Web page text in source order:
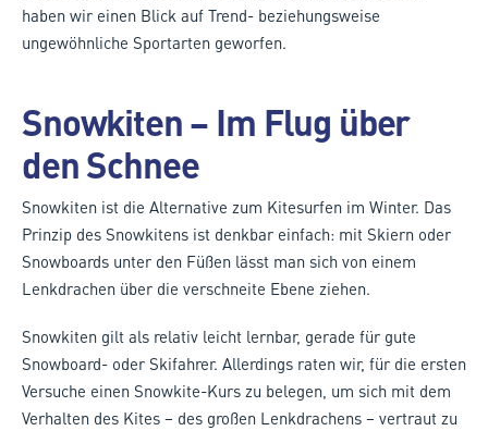
haben wir einen Blick auf Trend- beziehungsweise
ungewöhnliche Sportarten geworfen.
Snowkiten – Im Flug über
den Schnee
Snowkiten ist die Alternative zum Kitesurfen im Winter. Das
Prinzip des Snowkitens ist denkbar einfach: mit Skiern oder
Snowboards unter den Füßen lässt man sich von einem
Lenkdrachen über die verschneite Ebene ziehen.
Snowkiten gilt als relativ leicht lernbar, gerade für gute
Snowboard- oder Skifahrer. Allerdings raten wir, für die ersten
Versuche einen Snowkite-Kurs zu belegen, um sich mit dem
Verhalten des Kites – des großen Lenkdrachens – vertraut zu